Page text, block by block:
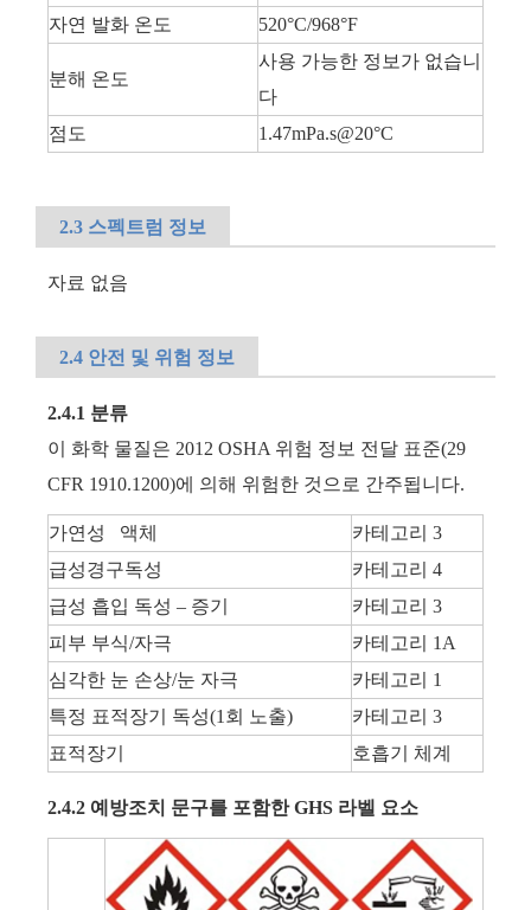
자연 발화 온도
520°C/968°F
분해 온도
사용 가능한 정보가 없습니
다
점도
1.47mPa.s@20°C
2.3 스펙트럼 정보
자료 없음
2.4 안전 및 위험 정보
2.4.1 분류
이 화학 물질은 2012 OSHA 위험 정보 전달 표준(29
CFR 1910.1200)에 의해 위험한 것으로 간주됩니다.
가연성 액체
카테고리 3
급성경구독성
카테고리 4
급성 흡입 독성 – 증기
카테고리 3
피부 부식/자극
카테고리 1A
심각한 눈 손상/눈 자극
카테고리 1
특정 표적장기 독성(1회 노출)
카테고리 3
표적장기
호흡기 체계
2.4.2 예방조치 문구를 포함한 GHS 라벨 요소